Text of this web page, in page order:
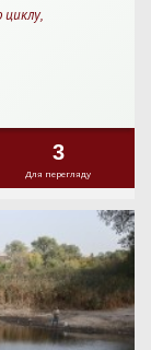
циклу,
3
Для перегляду